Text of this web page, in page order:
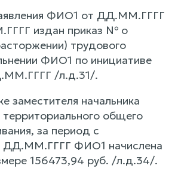
ФИО1 от ДД.ММ.ГГГГ
издан приказ № о
трудового
ФИО1 по инициативе
/л.д.31/.
заместителя начальника
территориального общего
за период с
ФИО1 начислена
156473,94 руб. /л.д.34/.